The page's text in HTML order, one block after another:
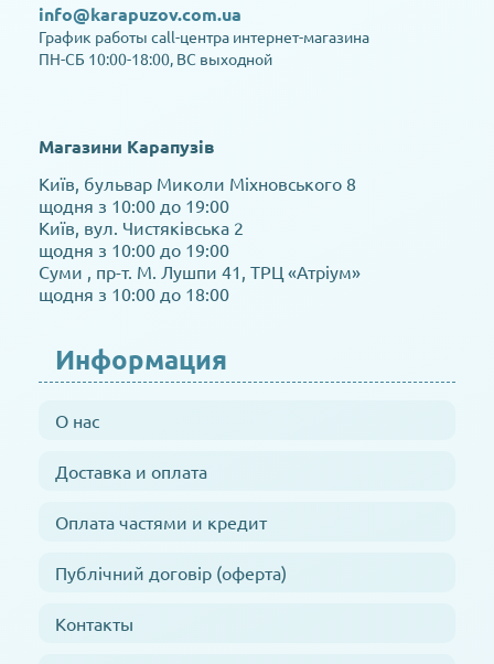
info@karapuzov.com.ua
График работы call-центра интернет-магазина
ПН-СБ 10:00-18:00, ВС выходной
Магазини Карапузів
Київ, бульвар Миколи Міхновського 8
щодня з 10:00 до 19:00
Київ, вул. Чистяківська 2
щодня з 10:00 до 19:00
Суми , пр-т. М. Лушпи 41, ТРЦ «Атріум»
щодня з 10:00 до 18:00
Информация
О нас
Доставка и оплата
Оплата частями и кредит
Публічний договір (оферта)
Контакты